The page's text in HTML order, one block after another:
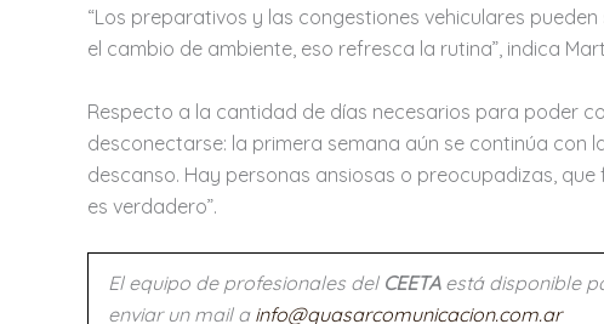
“Los preparativos y las congestiones vehiculares
el cambio de ambiente, eso refresca la rutina”, indica
Respecto a la cantidad de días necesarios para poder
desconectarse: la primera semana aún se continúa con
descanso. Hay personas ansiosas o preocupadizas,
es verdadero”.
El equipo de profesionales del CEETAestá disponible
enviar un mail a info@quasarcomunicacion.com.ar